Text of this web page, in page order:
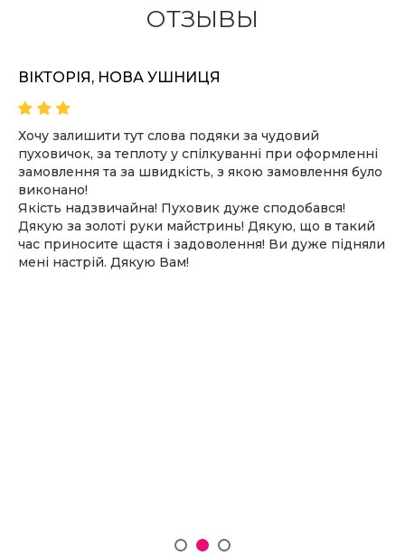
ОТЗЫВЫ
ВІКТОРІЯ, НОВА УШНИЦЯ
Хочу залишити тут слова подяки за чудовий
пуховичок, за теплоту у спілкуванні при оформленні
замовлення та за швидкість, з якою замовлення було
виконано!
Якість надзвичайна! Пуховик дуже сподобався!
Дякую за золоті руки майстринь! Дякую, що в такий
час приносите щастя і задоволення! Ви дуже підняли
мені настрій. Дякую Вам!